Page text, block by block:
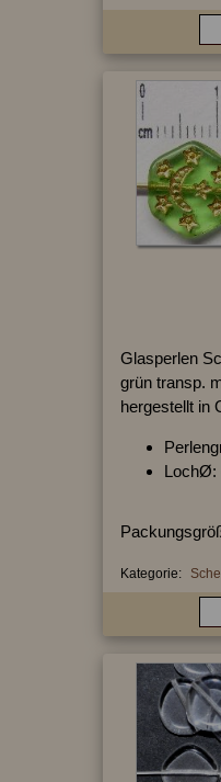
Glasperlen
grün transp.
hergestellt in
LochØ:
Kategorie: